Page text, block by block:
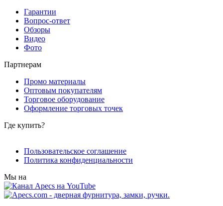
Гарантии
Вопрос-ответ
Обзоры
Видео
Фото
Партнерам
Промо материалы
Оптовым покупателям
Торговое оборудование
Оформление торговых точек
Где купить?
Пользовательское соглашение
Политика конфиденциальности
Мы на